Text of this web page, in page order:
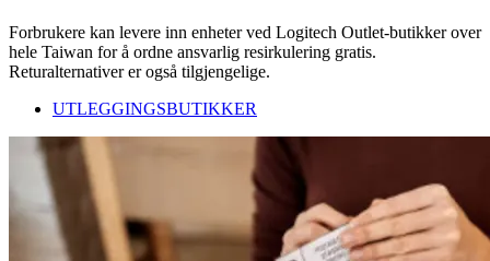
Forbrukere kan levere inn enheter ved Logitech Outlet-butikker over
hele Taiwan for å ordne ansvarlig resirkulering gratis.
Returalternativer er også tilgjengelige.
UTLEGGINGSBUTIKKER